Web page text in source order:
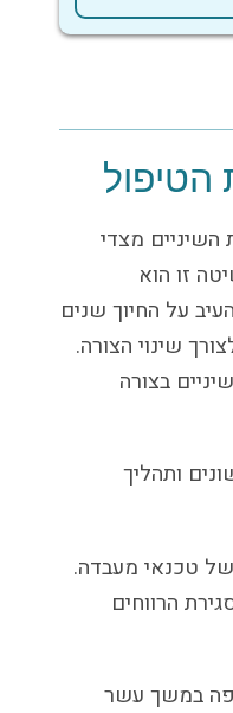
הטיפול
השיניים מצדי
זו הוא
על החיוך שנים
שינוי הצורה.
בצורה
ותהליך
טכנאי מעבדה.
הרווחים
בפה במשך עשר